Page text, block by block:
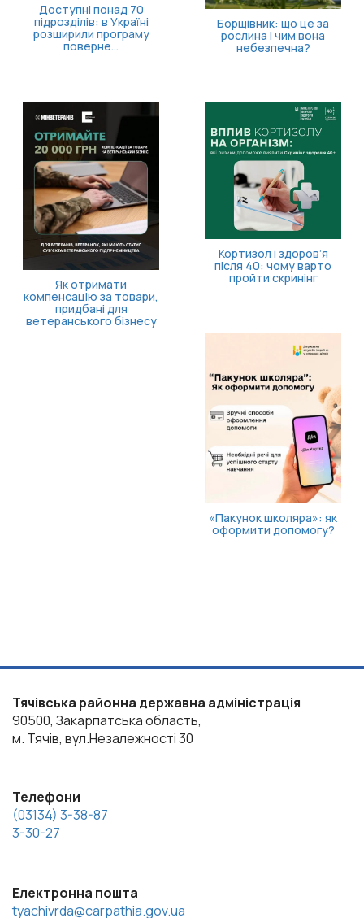
Доступні понад 70
підрозділів: в Україні
розширили програму
поверне...
Борщівник: що це за
рослина і чим вона
небезпечна?
Як отримати
компенсацію за товари,
придбані для
ветеранського бізнесу
Кортизол і здоров’я
після 40: чому варто
пройти скринінг
«Пакунок школяра»: як
оформити допомогу?
Тячівська районна державна адміністрація
90500, Закарпатська область,
м. Тячів, вул.Незалежності 30
Телефони
(03134) 3-38-87
3-30-27
Електронна пошта
tyachivrda@carpathia.gov.ua